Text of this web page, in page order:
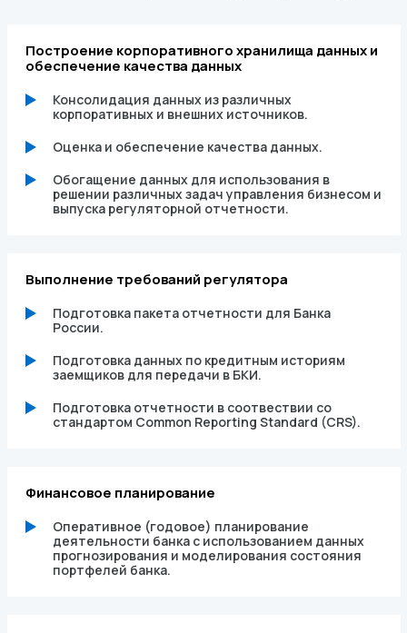
Построение корпоративного хранилища данных и
обеспечение качества данных
Консолидация данных из различных
корпоративных и внешних источников.
Оценка и обеспечение качества данных.
Обогащение данных для использования в
решении различных задач управления бизнесом и
выпуска регуляторной отчетности.
Выполнение требований регулятора
Подготовка пакета отчетности для Банка
России.
Подготовка данных по кредитным историям
заемщиков для передачи в БКИ.
Подготовка отчетности в соотвествии со
стандартом Common Reporting Standard (CRS).
Финансовое планирование
Оперативное (годовое) планирование
деятельности банка с использованием данных
прогнозирования и моделирования состояния
портфелей банка.